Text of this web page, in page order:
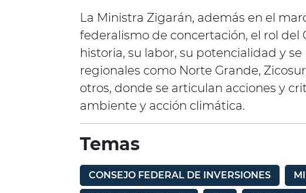
La Ministra Zigarán, además en el
federalismo de concertación, el rol del
historia, su labor, su potencialidad y
regionales como Norte Grande,
otros, donde se articulan acciones y
ambiente y acción climática.
Temas
CONSEJO FEDERAL DE INVERSIONES